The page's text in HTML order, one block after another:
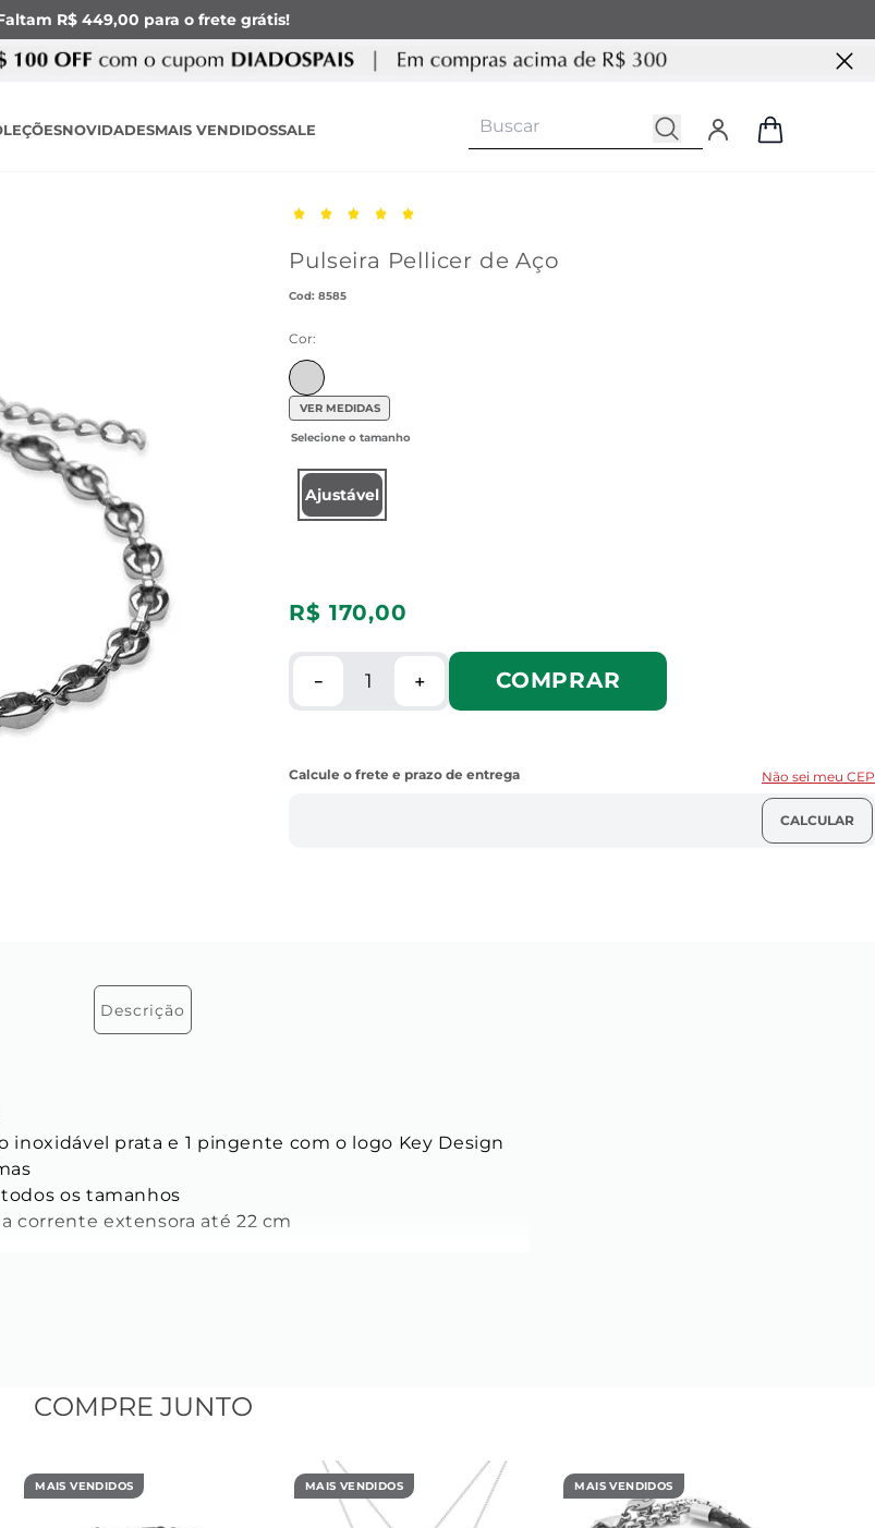
R$ 449,00 para o frete grátis!
NOVIDADESMAIS VENDIDOSSALE
Pulseira Pellicer de Aço
:8585
Cor:
VER MEDIDAS
Ajustável
R$ 170,00
＋
－ COMPRAR
Não sei meu CEP
Descrição
inoxidável prata e 1 pingente com o logo Key Design
os tamanhos
corrente extensora até 22 cm
ovais e entrelaçados)
na cor prata
inoxidável na cor prata 3mm de espessura
COMPRE JUNTO
MAIS VENDIDOS MAIS VENDIDOS MAIS VENDIDOS